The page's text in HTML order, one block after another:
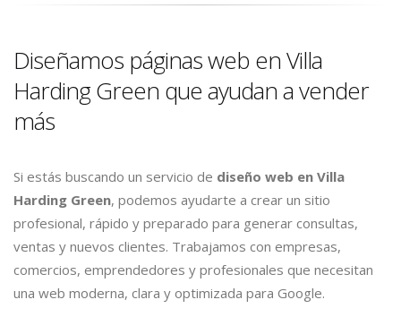
Diseñamos páginas web en Villa
Harding Green que ayudan a vender
más
Si estás buscando un servicio de diseño web en Villa
Harding Green, podemos ayudarte a crear un sitio
profesional, rápido y preparado para generar consultas,
ventas y nuevos clientes. Trabajamos con empresas,
comercios, emprendedores y profesionales que necesitan
una web moderna, clara y optimizada para Google.